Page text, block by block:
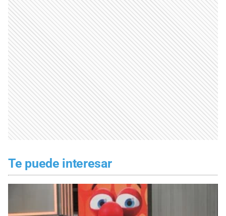
Te puede interesar